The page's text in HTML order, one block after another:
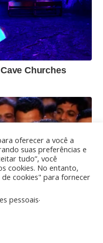
oferecer a você a
suas preferências e
tudo”, você
cookies. No entanto,
cookies" para fornecer
pessoais.